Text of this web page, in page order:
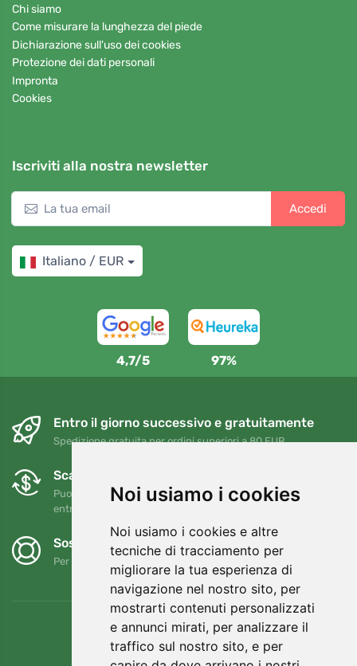
Noi usiamo i cookies
Noi usiamo i cookies e altre
tecniche di tracciamento per
migliorare la tua esperienza di
navigazione nel nostro sito, per
mostrarti contenuti personalizzati
e annunci mirati, per analizzare il
traffico sul nostro sito, e per
Chi siamo
Come misurare la lunghezza del piede
Dichiarazione sull'uso dei cookies
Protezione dei dati personali
Impronta
Cookies
Iscriviti alla nostra newsletter
Accedi
Italiano / EUR
4,7/5 97%
Entro il giorno successivo e gratuitamente
Spedizione gratuita per ordini superiori a 80 EUR
Scambi e resi gratuiti
Puoi restituire o cambiare il tuo ordine in qualsiasi momento
entro 90 giorni
Sosteniamo Trees.org
Per ogni ordine piantiamo un albero! Leggi di più